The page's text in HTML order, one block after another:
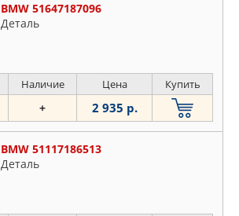
BMW 51647187096
Деталь
Наличие Цена Купить
+ 2 935 р.
BMW 51117186513
Деталь